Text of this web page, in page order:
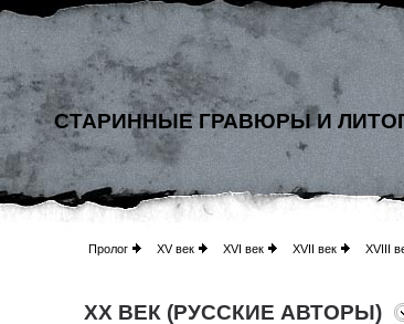
СТАРИННЫЕ ГРАВЮРЫ И
Пролог XV век XVI век XVII век XVIII
XX ВЕК (РУССКИЕ АВТОРЫ)